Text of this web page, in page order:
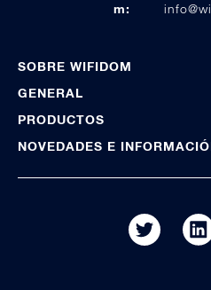
m:
SOBRE WIFIDOM
GENERAL
PRODUCTOS
NOVEDADES E